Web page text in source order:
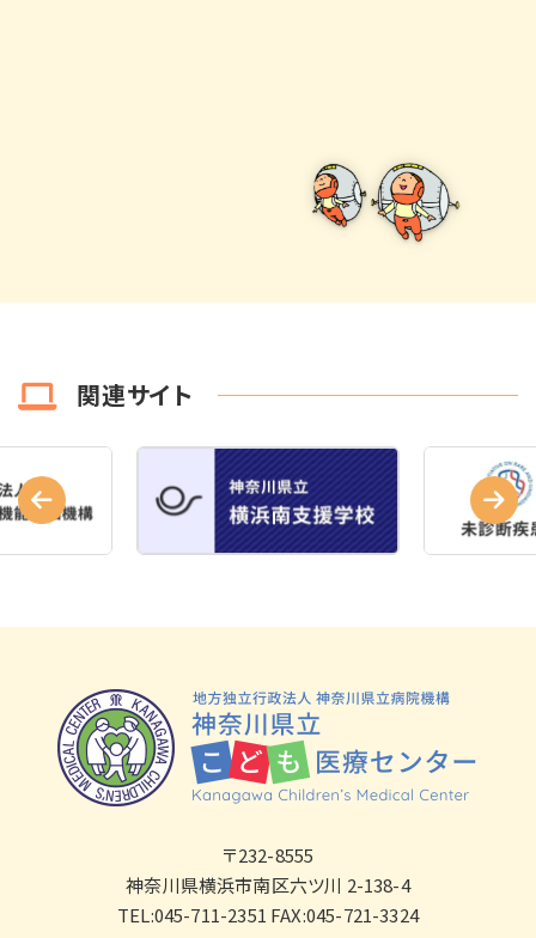
関連サイト
〒232-8555
神奈川県横浜市南区六ツ川 2-138-4
TEL:045-711-2351 FAX:045-721-3324